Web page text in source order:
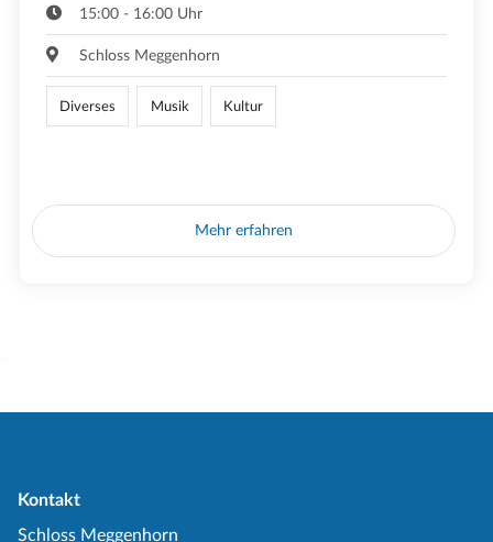
15:00 - 16:00 Uhr
Schloss Meggenhorn
Diverses Musik Kultur
Mehr erfahren
Kontakt
Schloss Meggenhorn